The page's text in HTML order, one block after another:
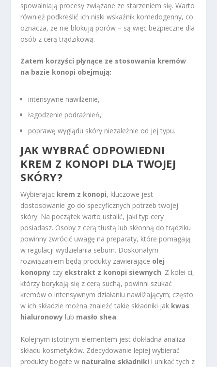
spowalniają procesy związane ze starzeniem się. Warto
również podkreślić ich niski wskaźnik komedogenny, co
oznacza, że nie blokują porów – są więc bezpieczne dla
osób z cerą trądzikową.
Zatem korzyści płynące ze stosowania kremów
na bazie konopi obejmują:
intensywne nawilżenie,
łagodzenie podrażnień,
poprawę wyglądu skóry niezależnie od jej typu.
JAK WYBRAĆ ODPOWIEDNI
KREM Z KONOPI DLA TWOJEJ
SKÓRY?
Wybierając krem z konopi, kluczowe jest
dostosowanie go do specyficznych potrzeb twojej
skóry. Na początek warto ustalić, jaki typ cery
posiadasz. Osoby z cerą tłustą lub skłonną do trądziku
powinny zwrócić uwagę na preparaty, które pomagają
w regulacji wydzielania sebum. Doskonałym
rozwiązaniem będą produkty zawierające olej
konopny czy ekstrakt z konopi siewnych. Z kolei ci,
którzy borykają się z cerą suchą, powinni szukać
kremów o intensywnym działaniu nawilżającym; często
w ich składzie można znaleźć takie składniki jak kwas
hialuronowy lub masło shea.
Kolejnym istotnym elementem jest dokładna analiza
składu kosmetyków. Zdecydowanie lepiej wybierać
produkty bogate w naturalne składniki i unikać tych z